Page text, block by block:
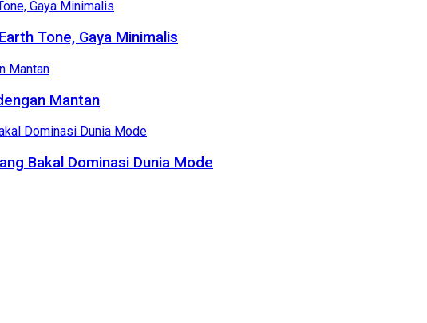
Tone, Gaya Minimalis
Mantan
Bakal Dominasi Dunia Mode